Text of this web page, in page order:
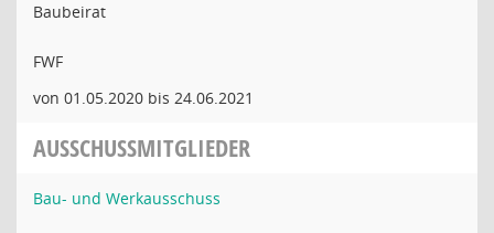
Baubeirat
FWF
von 01.05.2020 bis 24.06.2021
AUSSCHUSSMITGLIEDER
Bau- und Werkausschuss